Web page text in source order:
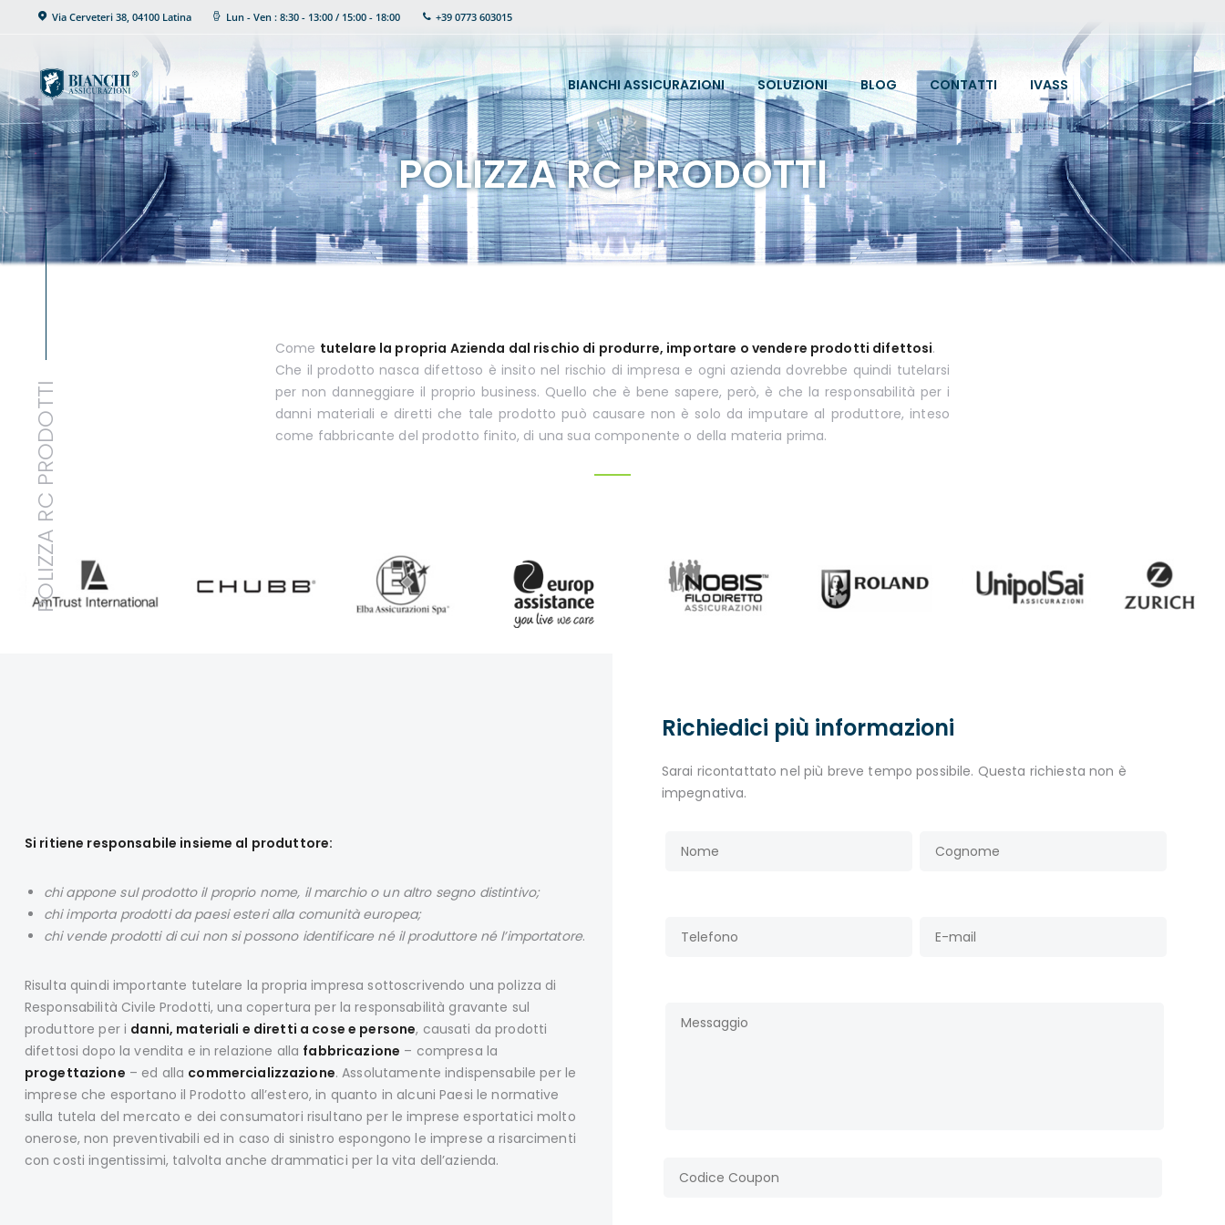
Via Cerveteri 38, 04100 Latina Lun - Ven : 8:30 - 13:00 / 15:00 - 18:00 +39 0773 603015
BIANCHI ASSICURAZIONI SOLUZIONI BLOG CONTATTI IVASS
POLIZZA RC PRODOTTI
BIANCHI
ASSICURAZIONI
Soluzioni
Blog
Contatti
Ivass
POLIZZA RC PRODOTTI
Come tutelare la propria Azienda dal rischio di produrre, importare o vendere prodotti difettosi.
Che il prodotto nasca difettoso è insito nel rischio di impresa e ogni azienda dovrebbe quindi tutelarsi
per non danneggiare il proprio business. Quello che è bene sapere, però, è che la responsabilità per i
danni materiali e diretti che tale prodotto può causare non è solo da imputare al produttore, inteso
come fabbricante del prodotto finito, di una sua componente o della materia prima.
Si ritiene responsabile insieme al produttore:
chi appone sul prodotto il proprio nome, il marchio o un altro segno distintivo;
chi importa prodotti da paesi esteri alla comunità europea;
chi vende prodotti di cui non si possono identificare né il produttore né l’importatore.
Risulta quindi importante tutelare la propria impresa sottoscrivendo una polizza di
Responsabilità Civile Prodotti, una copertura per la responsabilità gravante sul
produttore per i danni, materiali e diretti a cose e persone, causati da prodotti
difettosi dopo la vendita e in relazione alla fabbricazione – compresa la
progettazione – ed alla commercializzazione. Assolutamente indispensabile per le
imprese che esportano il Prodotto all’estero, in quanto in alcuni Paesi le normative
sulla tutela del mercato e dei consumatori risultano per le imprese esportatici molto
onerose, non preventivabili ed in caso di sinistro espongono le imprese a risarcimenti
con costi ingentissimi, talvolta anche drammatici per la vita dell’azienda.
Richiedici più informazioni
Sarai ricontattato nel più breve tempo possibile. Questa richiesta non è
impegnativa.